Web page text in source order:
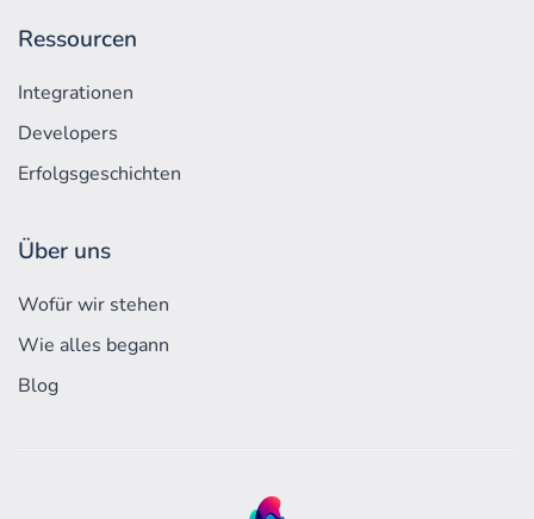
Ressourcen
Integrationen
Developers
Erfolgs­geschichten
Über uns
Wofür wir stehen
Wie alles begann
Blog